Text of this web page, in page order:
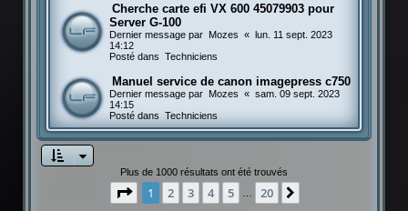
Cherche carte efi VX 600 45079903 pour
Server G-100
Dernier message par Mozes « lun. 11 sept. 2023
14:12
Posté dans Techniciens
Manuel service de canon imagepress c750
Dernier message par Mozes « sam. 09 sept. 2023
14:15
Posté dans Techniciens
Plus de 1000 résultats ont été trouvés
Page 1sur20
1 2 3 4 5 20